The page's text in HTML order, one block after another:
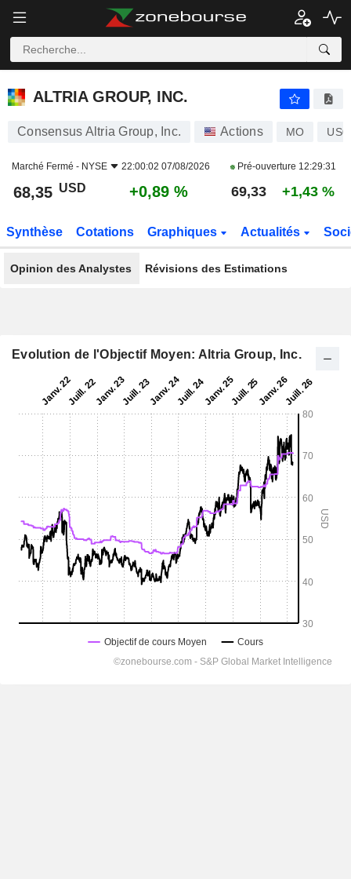
ALTRIA GROUP, INC.
ALTRIA GROUP, INC.
Consensus Altria Group, Inc. Actions MO
Marché Fermé - NYSE 22:00:02 07/08/2026 Pré-ouverture 12:29:31
68,35 USD +0,89 % 69,33 +1,43 %
Synthèse Cotations Graphiques Actualités
Opinion des Analystes Révisions des Estimations
Evolution de l'Objectif Moyen: Altria Group, Inc.